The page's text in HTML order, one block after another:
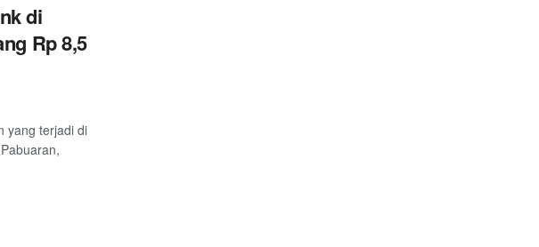
di
Rp 8,5
yang terjadi di